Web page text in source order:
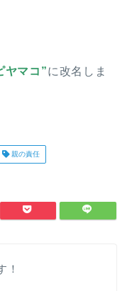
ヤマコ”に改名しま
親の責任
！